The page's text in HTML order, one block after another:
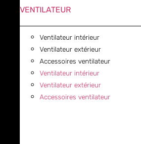
VENTILATEUR
Ventilateur intérieur
Ventilateur extérieur
Accessoires ventilateur
Ventilateur intérieur
Ventilateur extérieur
Accessoires ventilateur